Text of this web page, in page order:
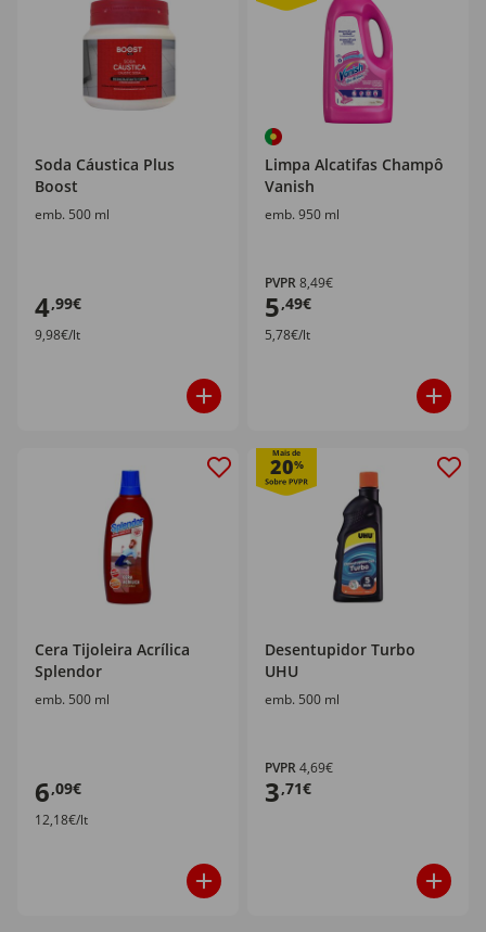
Soda Cáustica Plus
Boost
emb. 500 ml
4,99€
9,98€/lt
Limpa Alcatifas Champô
Vanish
emb. 950 ml
PVPR8,49€
5,49€
5,78€/lt
Cera Tijoleira Acrílica
Splendor
emb. 500 ml
6,09€
12,18€/lt
Mais de
20%
Desentupidor Turbo
UHU
emb. 500 ml
PVPR4,69€
3,71€